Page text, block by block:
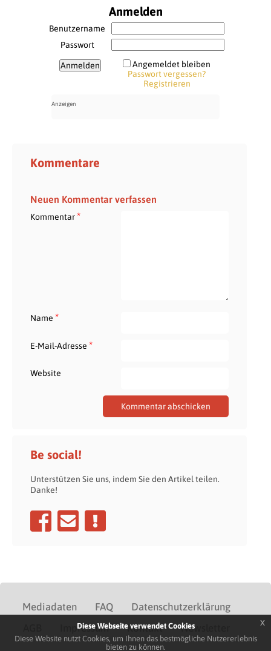
Anmelden
Benutzername
Passwort
Angemeldet bleiben
Passwort vergessen?
Registrieren
Kommentare
Neuen Kommentar verfassen
Kommentar*
Name *
E-Mail-Adresse *
Website
Be social!
Unterstützen Sie uns, indem Sie den Artikel teilen.
Danke!
Mediadaten FAQ
Datenschutzerklärung
Impressum Kontakt Newsletter
Diese Webseite verwendet Cookies
Diese Website nutzt Cookies, um Ihnen das bestmögliche Nutzererlebnis
bieten zu können.
x